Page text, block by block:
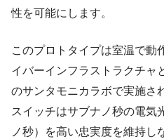
性を可能にします。
このプロトタイプは室温で動
イバーインフラストラクチャ
のサンタモニカラボで実施さ
スイッチはサブナノ秒の電気
ノ秒）を高い忠実度を維持し